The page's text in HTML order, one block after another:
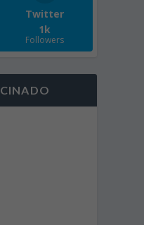
Twitter
1k
Followers